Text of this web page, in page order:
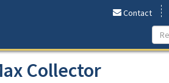
Contact
Collector